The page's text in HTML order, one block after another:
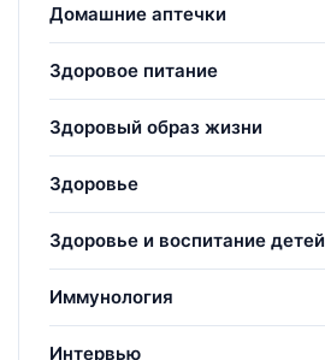
Домашние аптечки
Здоровое питание
Здоровый образ жизни
Здоровье
Здоровье и воспитание детей
Иммунология
Интервью